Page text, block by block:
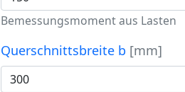
Bemessungsmoment aus Lasten
Querschnittsbreite b [mm]